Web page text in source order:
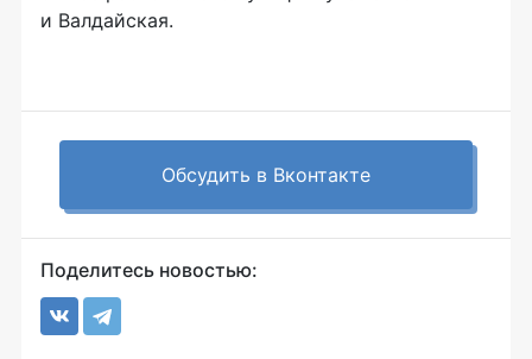
и Валдайская.
Обсудить в Вконтакте
Поделитесь новостью: